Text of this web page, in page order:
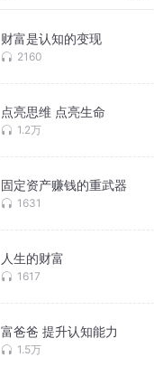
财富是认知的变现
2160
点亮思维 点亮生命
1.2万
固定资产赚钱的重武器
1631
人生的财富
1617
富爸爸 提升认知能力
1.5万